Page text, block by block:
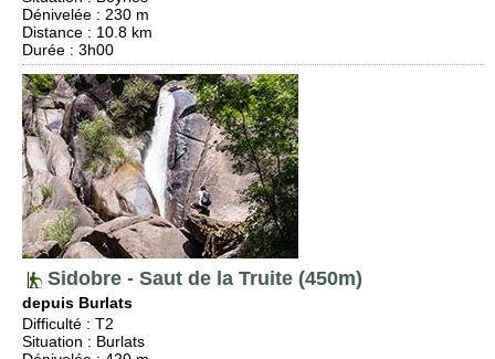
Dénivelée : 230 m
Distance : 10.8 km
Durée : 3h00
Sidobre - Saut de la Truite (450m)
depuis Burlats
Difficulté : T2
Situation : Burlats